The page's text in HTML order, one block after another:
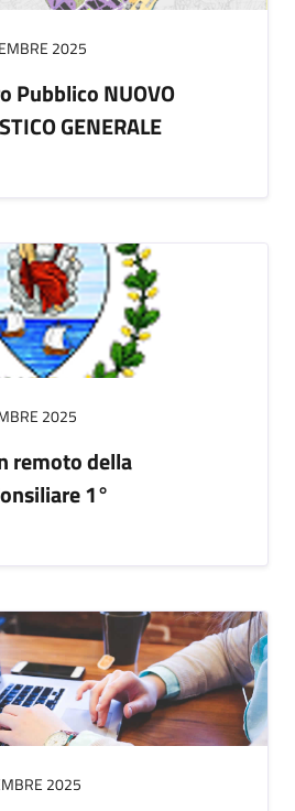
2025
Pubblico NUOVO
GENERALE
2025
remoto della
1°
2025